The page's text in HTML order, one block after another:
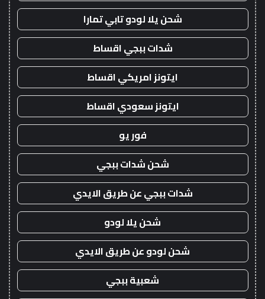
شحن يلا لودو تابي تمارا
شدات ببجي اقساط
ايتونز امريكي اقساط
ايتونز سعودي اقساط
فور يو
شحن شدات ببجي
شدات ببجي عن طريق الايدي
شحن يلا لودو
شحن لودو عن طريق الايدي
شعبية ببجي